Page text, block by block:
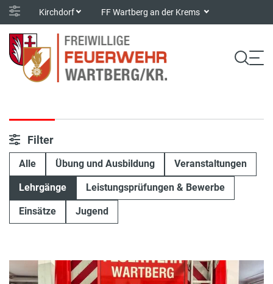
Kirchdorf FF Wartberg an der Krems
Filter
Alle Übung und Ausbildung Veranstaltungen
Lehrgänge Leistungsprüfungen & Bewerbe
Einsätze Jugend